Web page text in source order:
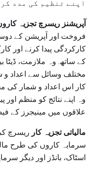
اپنے تنظیم کی مدد
آپریشنز ریسرچ تجزیہ
فروخت اور آپریشن کے
کارکردگی پیدا کرنے اور
کے ساتھ. وہ ملازمت،
مختلف وسائل سے اعداد و
کار اس اعداد و شمار کی
وہ اپنے نتائج کو منظم
علاقوں میں مینیجرز کے
مالیاتی تجزیہ کار ریسرچ
سرمایہ کاروں کی طرح
اسٹاک، بانڈز اور دیگر